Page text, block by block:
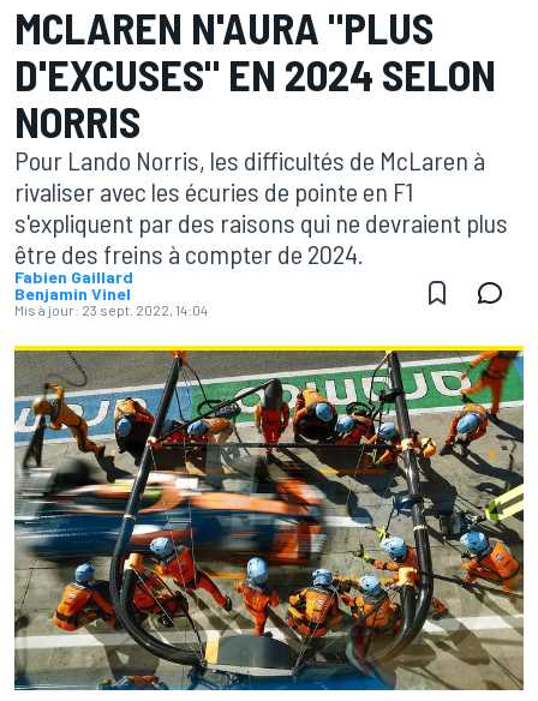
MCLAREN N'AURA "PLUS
D'EXCUSES" EN 2024 SELON
NORRIS
Pour Lando Norris, les difficultés de McLaren à
rivaliser avec les écuries de pointe en F1
s'expliquent par des raisons qui ne devraient plus
être des freins à compter de 2024.
Fabien Gaillard
Benjamin Vinel
Mis à jour: 23 sept. 2022, 14:04